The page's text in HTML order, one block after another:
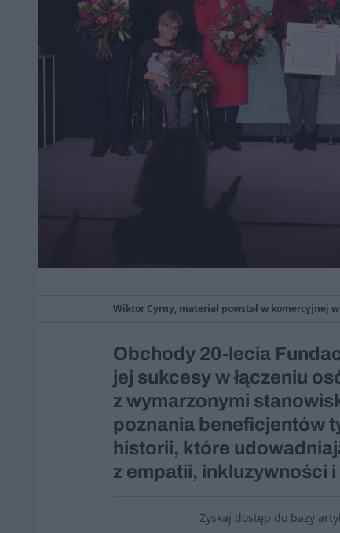
Wiktor Cyrny, materiał powstał w komercyjnej
Obchody 20-lecia
jej sukcesy w łączeniu
z wymarzonymi
poznania beneficjentów
historii, które
z empatii, inkluzywności
Zyskaj dostęp do bazy